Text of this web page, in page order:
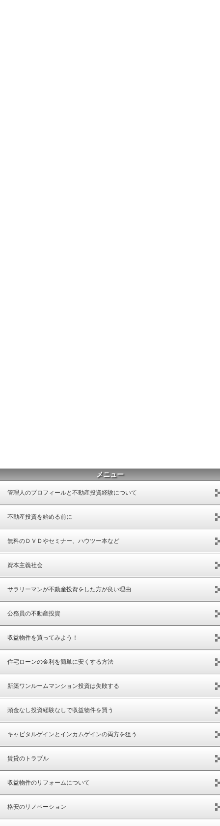
メニュー
管理人のプロフィールと不動産投資経験について
不動産投資を始める前に
無料のＤＶＤやセミナー、ハウツー本など
資本主義社会
サラリーマンが不動産投資をした方が良い理由
公務員の不動産投資
収益物件を買ってみよう！
住宅ローンの金利を簡単に安くする方法
新築ワンルームマンション投資は失敗する
頭金なし投資経験なしで収益物件を買う
キャピタルゲインとインカムゲインの両方を狙う
賃貸のトラブル
収益物件のリフォームについて
格安のリノベーション